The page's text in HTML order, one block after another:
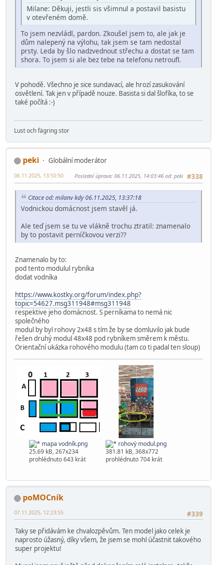
Milane: Děkuji, jestli sis všimnul a postavil basistu
v otevřeném domě.
To jsem nezvládl, pardon. Zkoušel jsem to, ale jak je
dům nalepený na výlohu, tak jsem se tam nedostal
prsty. Leda by šlo nadzvednout střechu a dostat se tam
shora. To jsem si ale bez tebe na telefonu netroufl.
V pohodě. Všechno je sice sundavací, ale hrozí zasukování
osvětlení. Tak jen v případě nouze. Basista si dal šlofíka, to se
také počítá :-)
Lust och fägring stor
peki
Globální moderátor
#338
06.11.2025, 13:50:50 Poslední úprava: 06.11.2025, 14:03:46 od: peki
Citace od: milanv kdy 06.11.2025, 13:37:18
Vodnickou domácnost jsem stavěl já.
Ale teď jsem se tu ve vlákně trochu ztratil: znamenalo
by to postavit perníčkovou verzi??
Znamenalo by to:
pod tento modulul rybníka
dodat vodníka
https://www.kostky.org/forum/index.php?
topic=54627.msg311948#msg311948
respektive jeho domácnost. S perníkama to nemá nic
společného
modul by byl rohovy 2x48 s tím že by se domluvilo jak bude
řešen druhý modul 48x48 pod rybníkem směrem k městu.
Orientační ukázka rohového modulu (tam co ti padal ten sloup)
mapa vodník.png
25.69 kB, 267x234
prohlédnuto 643 krát
rohový modul.png
381.81 kB, 368x772
prohlédnuto 704 krát
poMOCník
#339
07.11.2025, 12:23:55
Taky se přidávám ke chvalozpěvům. Ten model jako celek je
naprosto úžasný, díky všem, že jsem se mohl účastnit takového
super projektu!